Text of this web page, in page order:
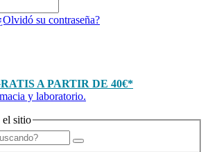
su contraseña?
A PARTIR DE 40€*
y laboratorio.
el sitio